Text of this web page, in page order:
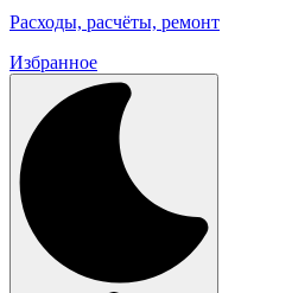
Расходы, расчёты, ремонт
Избранное